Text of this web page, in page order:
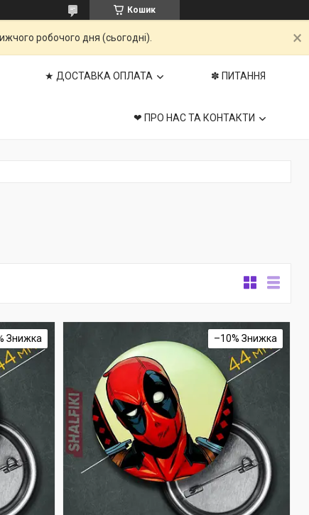
Кошик
робочого дня (сьогодні).
★ ДОСТАВКА ОПЛАТА ✽ ПИТАННЯ
❤ ПРО НАС ТА КОНТАКТИ
–10%